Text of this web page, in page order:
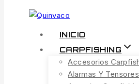
INICIO
CARPFISHING
Accesorios
Alarmas Y Tensores